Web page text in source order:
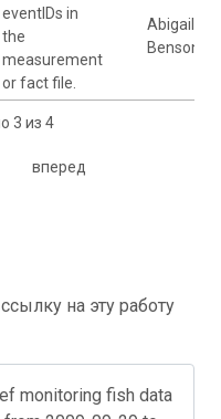
eventIDs in
the
measurement
or fact file.
Abigail
Benson
3 из 4
вперед
на эту работу
monitoring fish data